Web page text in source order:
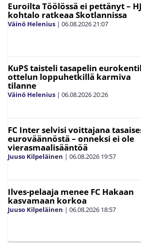
Euroilta Töölössä ei pettänyt –
kohtalo ratkeaa Skotlannissa
Väinö Helenius | 06.08.202621:07
KuPS taisteli tasapelin
ottelun loppuhetkillä karmiva
tilanne
Väinö Helenius | 06.08.202620:26
FC Inter selvisi voittajana
euroväännöstä – onneksi ei ole
vierasmaalisääntöä
Juuso Kilpeläinen | 06.08.2026 19:57
Ilves-pelaaja menee FC Hakaan
kasvamaan korkoa
Juuso Kilpeläinen | 06.08.2026 18:57